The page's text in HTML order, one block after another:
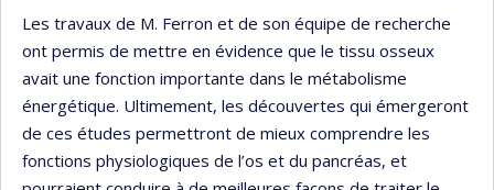
Les travaux de M. Ferron et de son équipe de recherche
ont permis de mettre en évidence que le tissu osseux
avait une fonction importante dans le métabolisme
énergétique. Ultimement, les découvertes qui émergeront
de ces études permettront de mieux comprendre les
fonctions physiologiques de l’os et du pancréas, et